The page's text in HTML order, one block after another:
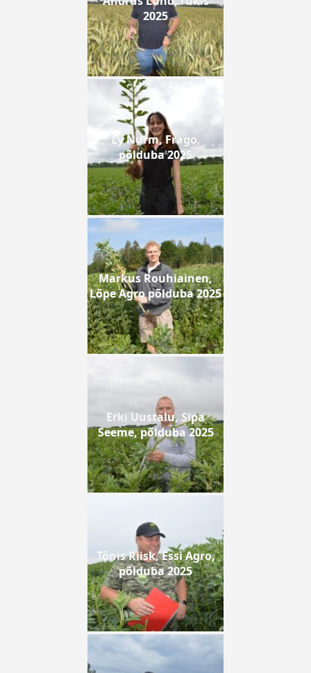
2025
Ly Nurm, Frago,
põlduba 2025
Markus Rouhiainen,
Lõpe Agro põlduba 2025
Erki Uustalu, Sipa
Seeme, põlduba 2025
Tõnis Riisk, Essi Agro,
põlduba 2025